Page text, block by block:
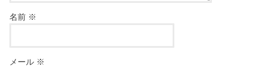
名前 ※
メール ※